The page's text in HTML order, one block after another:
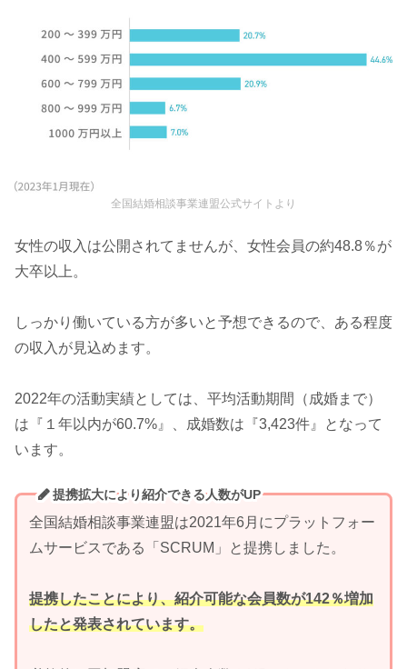
全国結婚相談事業連盟公式サイトより
女性の収入は公開されてませんが、女性会員の約48.8％が
大卒以上。
しっかり働いている方が多いと予想できるので、ある程度
の収入が見込めます。
2022年の活動実績としては、平均活動期間（成婚まで）
は『１年以内が60.7%』、成婚数は『3,423件』となって
います。
提携拡大により紹介できる人数がUP
全国結婚相談事業連盟は2021年6月にプラットフォー
ムサービスである「SCRUM」と提携しました。
提携したことにより、紹介可能な会員数が142％増加
したと発表されています。